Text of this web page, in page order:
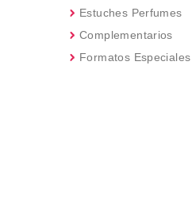
Estuches Perfumes
Complementarios
Formatos Especiales